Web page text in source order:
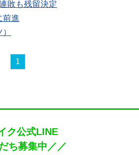
敗も残留決定
前進
1
ク公式LINE
ち募集中／／